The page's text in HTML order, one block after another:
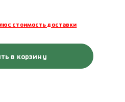
стоимость доставки
в корзину